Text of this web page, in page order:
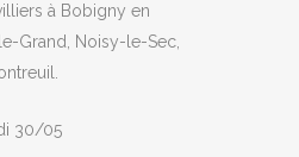
à Bobigny en
Grand, Noisy-le-Sec,
30/05